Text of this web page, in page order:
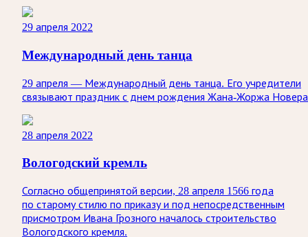
29 апреля 2022
Международный день танца
29 апреля — Международный день танца. Его учредители
связывают праздник с днем рождения Жана-Жоржа
28 апреля 2022
Вологодский кремль
Согласно общепринятой версии, 28 апреля 1566 года
по старому стилю по приказу и под непосредственным
присмотром Ивана Грозного началось строительство
Вологодского кремля.